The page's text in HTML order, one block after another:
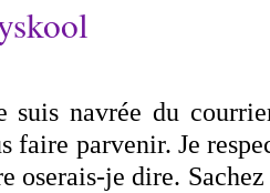
suis navrée du
faire parvenir. Je
oserais-je dire. Sachez